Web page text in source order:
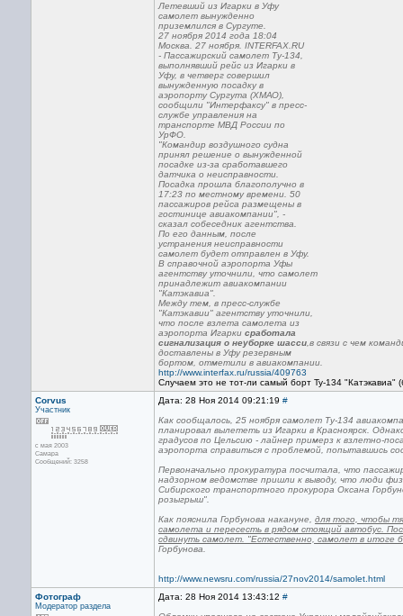
Летевший из Игарки в Уфу
самолет вынужденно
приземлился в Сургуте.
27 ноября 2014 года 18:04
Москва. 27 ноября. INTERFAX.RU
- Пассажирский самолет Ту-134,
выполнявший рейс из Игарки в
Уфу, в четверг совершил
вынужденную посадку в
аэропорту Сургута (ХМАО),
сообщили "Интерфаксу" в пресс-
службе управления на
транспорте МВД России по
УрФО.
"Командир воздушного судна
принял решение о вынужденной
посадке из-за сработавшего
датчика о неисправности.
Посадка прошла благополучно в
17:23 по местному времени. 50
пассажиров рейса размещены в
гостинице авиакомпании", -
сказал собеседник агентства.
По его данным, после
устранения неисправности
самолет будет отправлен в Уфу.
В справочной аэропорта Уфы
агентству уточнили, что самолет
принадлежит авиакомпании
"Катэкавиа".
Между тем, в пресс-службе
"Катэкавии" агентству уточнили,
что после взлета самолета из
аэропорта Игарки сработала
сигнализация о неуборке шасси ,в связи с чем
доставлены в Уфу резервным
бортом, отметили в авиакомпании.
http://www.interfax.ru/russia/409763
Случаем это не тот-ли самый борт Ту-134 "Катэкавиа"
Corvus
Участник
с мая 2003
Самара
Сообщений: 3258
Дата: 28 Ноя 2014 09:21:19 #
Как сообщалось, 25 ноября самолет Ту-134
планировал вылететь из Игарки в Красноярск.
градусов по Цельсию - лайнер примерз к взлетно-
аэропорта справиться с проблемой, попытавшись
Первоначально прокуратура посчитала, что
надзорном ведомстве пришли к выводу, что люди
Сибирского транспортного прокурора Оксана
розыгрыш".
Как пояснила Горбунова накануне, для того, чтобы
самолета и пересесть в рядом стоящий автобус.
сдвинуть самолет. "Естественно, самолет в итоге
Горбунова.
http://www.newsru.com/russia/27nov2014/samolet.html
Фотограф
Модератор раздела
Дата: 28 Ноя 2014 13:43:12 #